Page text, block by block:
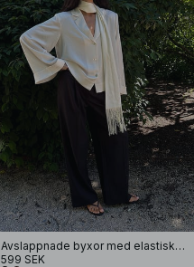
Avslappnade byxor med elastisk baksida
599 SEK